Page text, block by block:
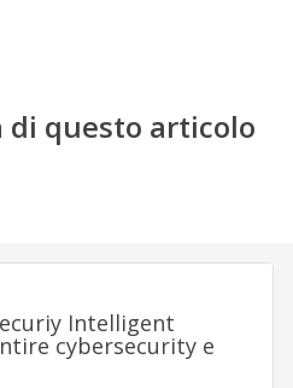
questo articolo
Intelligent
cybersecurity e